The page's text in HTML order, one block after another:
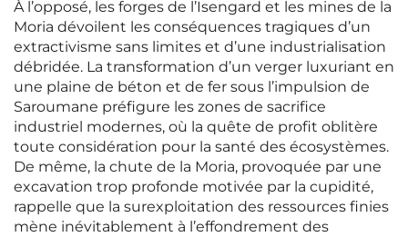
À l’opposé, les forges de l’Isengard et les mines de la
Moria dévoilent les conséquences tragiques d’un
extractivisme sans limites et d’une industrialisation
débridée. La transformation d’un verger luxuriant en
une plaine de béton et de fer sous l’impulsion de
Saroumane préfigure les zones de sacrifice
industriel modernes, où la quête de profit oblitère
toute considération pour la santé des écosystèmes.
De même, la chute de la Moria, provoquée par une
excavation trop profonde motivée par la cupidité,
rappelle que la surexploitation des ressources finies
mène inévitablement à l’effondrement des